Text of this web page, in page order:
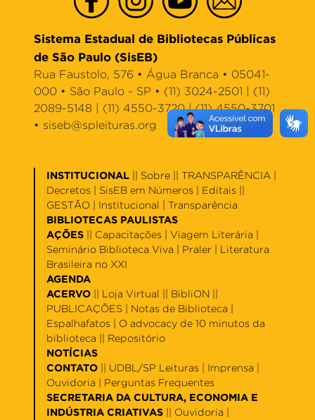
Sistema Estadual de Bibliotecas Públicas
de São Paulo (SisEB)
Rua Faustolo, 576 • Água Branca • 05041-
000 • São Paulo - SP • (11) 3024-2501 | (11)
2089-5148 | (11) 4550-3720 | (11) 4550-3701
• siseb@spleituras.org
INSTITUCIONAL Sobre || TRANSPARÊNCIA |
Decretos
SisEB em Números Editais
GESTÃO | Institucional
Transparência
BIBLIOTECAS PAULISTAS
AÇÕES
Capacitações Viagem Literária
Seminário Biblioteca Viva
Praler
Literatura
Brasileira no XXI
AGENDA
ACERVO
Loja Virtual BibliON
PUBLICAÇÕES | Notas de Biblioteca
Espalhafatos
O advocacy de 10 minutos da
biblioteca
Repositório
NOTÍCIAS
CONTATO
UDBL/SP Leituras Imprensa
Ouvidoria
Perguntas Frequentes
SECRETARIA DA CULTURA, ECONOMIA E
INDÚSTRIA CRIATIVAS
Ouvidoria